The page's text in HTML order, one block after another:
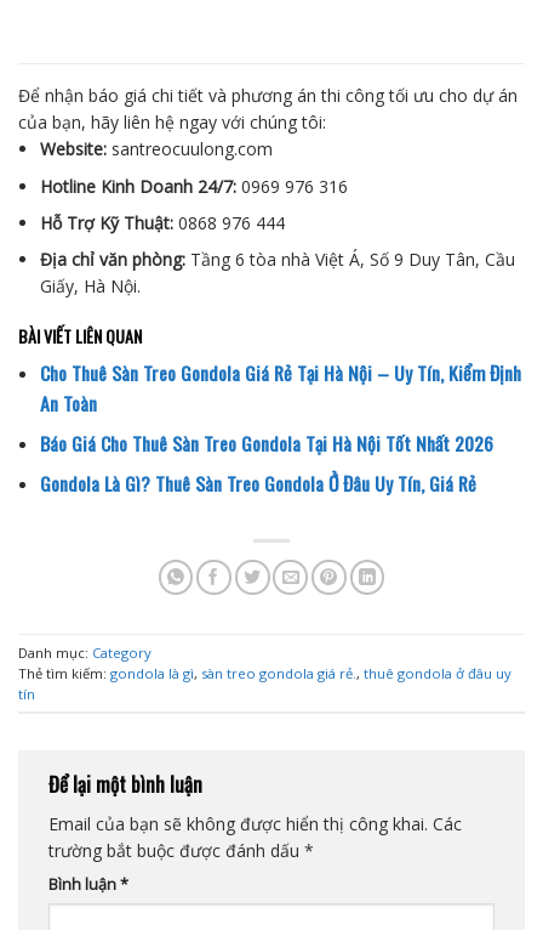
Để nhận báo giá chi tiết và phương án thi công tối ưu cho dự án
của bạn, hãy liên hệ ngay với chúng tôi:
Website: santreocuulong.com
Hotline Kinh Doanh 24/7: 0969 976 316
Hỗ Trợ Kỹ Thuật: 0868 976 444
Địa chỉ văn phòng: Tầng 6 tòa nhà Việt Á, Số 9 Duy Tân, Cầu
Giấy, Hà Nội.
BÀI VIẾT LIÊN QUAN
Cho Thuê Sàn Treo Gondola Giá Rẻ Tại Hà Nội – Uy Tín, Kiểm Định
An Toàn
Báo Giá Cho Thuê Sàn Treo Gondola Tại Hà Nội Tốt Nhất 2026
Gondola Là Gì? Thuê Sàn Treo Gondola Ở Đâu Uy Tín, Giá Rẻ
Danh mục: Category
Thẻ tìm kiếm: gondola là gì, sàn treo gondola giá rẻ. , thuê gondola ở đâu uy
tín
Để lại một bình luận
Email của bạn sẽ không được hiển thị công khai. Các
trường bắt buộc được đánh dấu *
Bình luận*